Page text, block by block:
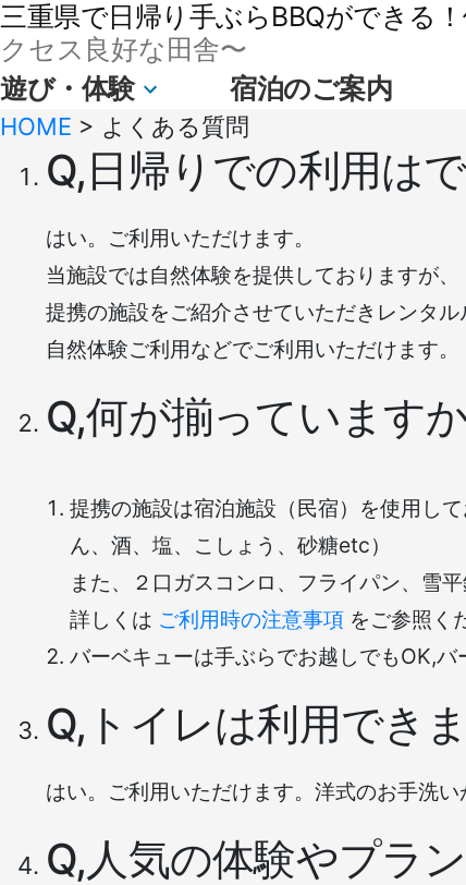
三重県で日帰り手ぶらBBQができる
クセス良好な田舎〜
遊び・体験 宿泊のご案内
HOME > よくある質問
Q,日帰りでの利用は
はい。ご利用いただけます。
当施設では自然体験を提供しておりますが、
提携の施設をご紹介させていただきレンタ
自然体験ご利用などでご利用いただけます。
Q,何が揃っています
提携の施設は宿泊施設（民宿）を使用し
ん、酒、塩、こしょう、砂糖etc）
また、２口ガスコンロ、フライパン、雪
詳しくは ご利用時の注意事項 をご参照く
バーベキューは手ぶらでお越しでもOK,
Q,トイレは利用でき
はい。ご利用いただけます。洋式のお手洗い
Q,人気の体験やプラ